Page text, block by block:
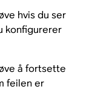
hvis du ser
konfigurerer
å fortsette
feilen er